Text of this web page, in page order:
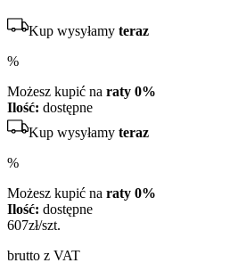
Kup wysyłamy teraz
%
Możesz kupić na raty 0%
Ilość: dostępne
Kup wysyłamy teraz
%
Możesz kupić na raty 0%
Ilość: dostępne
607zł/szt.
brutto z VAT